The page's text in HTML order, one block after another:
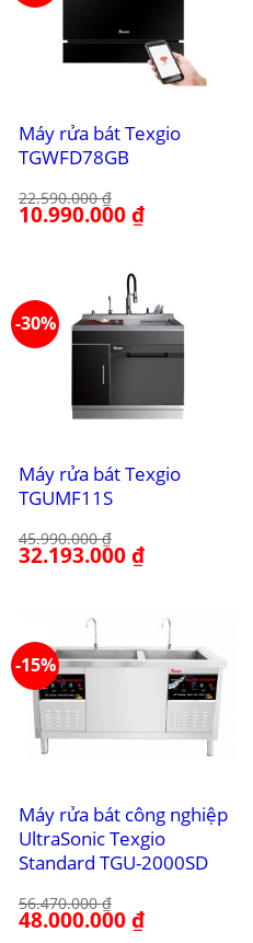
Máy rửa bát Texgio
TGWFD78GB
22.590.000₫
Giá
gốc
10.990.000₫Giá
hiện
-30%
Máy rửa bát Texgio
TGUMF11S
45.990.000₫
Giá
gốc
32.193.000₫Giá
hiện
-15%
Máy rửa bát công nghiệp
UltraSonic Texgio
Standard TGU-2000SD
56.470.000₫
Giá
gốc
48.000.000₫Giá
hiện